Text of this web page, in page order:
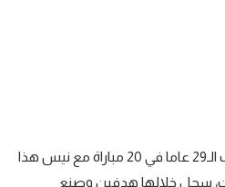
وشارك الجناح الإيفواري صاحب الـ29 عاما في 20 مباراة مع نيس هذا
سجل خلالها هدفين وصنع